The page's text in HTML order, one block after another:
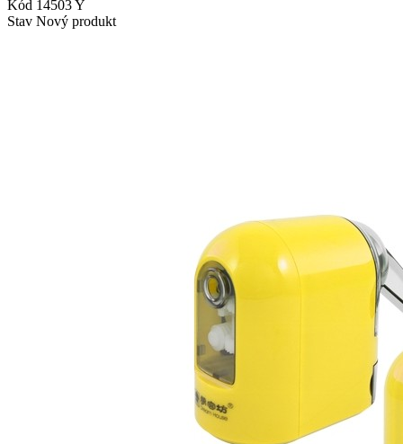
Kód 14503 Y
Stav Nový produkt